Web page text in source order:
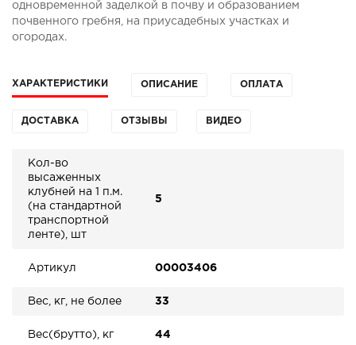
одновременной заделкой в почву и образованием
почвенного гребня, на приусадебных участках и
огородах.
ХАРАКТЕРИСТИКИ ОПИСАНИЕ ОПЛАТА
ДОСТАВКА ОТЗЫВЫ ВИДЕО
Кол-во
высаженных
клубней на 1 п.м.
(на стандартной
транспортной
ленте), шт
5
Артикул 00003406
Вес, кг, не более 33
Вес(брутто), кг 44